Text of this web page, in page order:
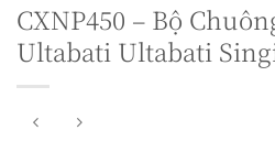
CXNP450 – Bộ
Ultabati Ultabati